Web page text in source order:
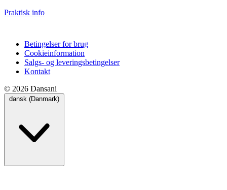
Praktisk info
Betingelser for brug
Cookieinformation
Salgs- og leveringsbetingelser
Kontakt
© 2026 Dansani
dansk (Danmark)